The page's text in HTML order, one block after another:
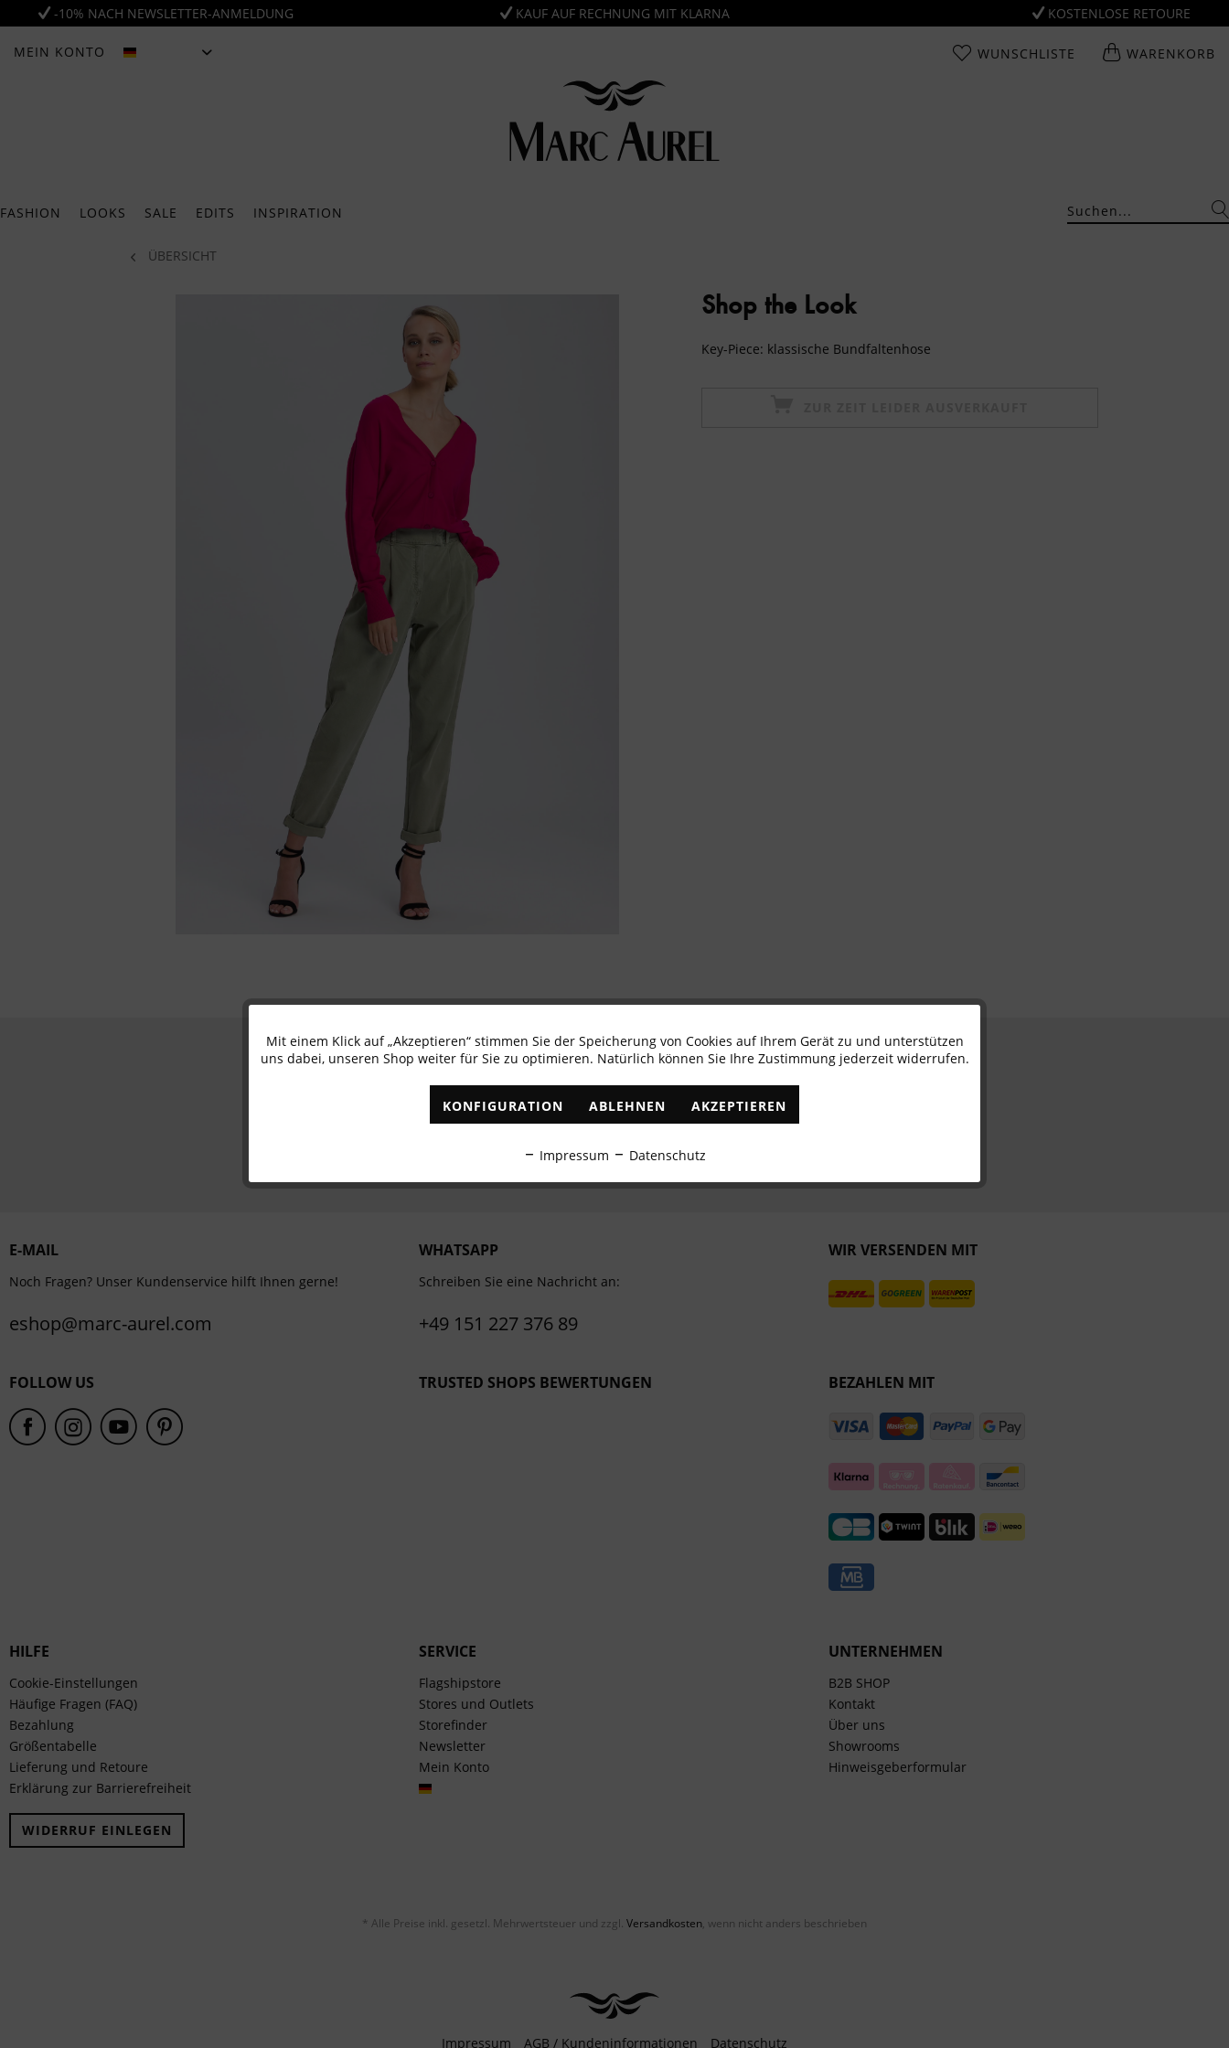
-10% NACH NEWSLETTER-ANMELDUNG KAUF AUF RECHNUNG MIT KLARNA KOSTENLOSE RETOURE
MEIN KONTO WUNSCHLISTE WARENKORB
FASHION LOOKS SALE EDITS INSPIRATION
ÜBERSICHT
Shop the Look
Key-Piece: klassische Bundfaltenhose
Newsletter abonnieren & 10% - Gutschein erhalten
✓ Exklusive Angebote ✓ Die aktuellsten Trends
E-MAIL
Noch Fragen? Unser Kundenservice hilft Ihnen gerne!
eshop@marc-aurel.com
WHATSAPP
Schreiben Sie eine Nachricht an:
+49 151 227 376 89
WIR VERSENDEN MIT
FOLLOW US TRUSTED SHOPS BEWERTUNGEN BEZAHLEN MIT
HILFE
Cookie-Einstellungen
Häufige Fragen (FAQ)
Bezahlung
Größentabelle
Lieferung und Retoure
Erklärung zur Barrierefreiheit
WIDERRUF EINLEGEN
SERVICE
Flagshipstore
Stores und Outlets
Storefinder
Newsletter
Mein Konto
UNTERNEHMEN
B2B SHOP
Kontakt
Über uns
Showrooms
Hinweisgeberformular
* Alle Preise inkl. gesetzl. Mehrwertsteuer und zzgl. Versandkosten, wenn nicht anders beschrieben
Impressum AGB / Kundeninformationen Datenschutz
Funktionale Aktiv
Mit einem Klick auf „Akzeptieren“ stimmen Sie der Speicherung von Cookies auf Ihrem Gerät zu und unterstützen
uns dabei, unseren Shop weiter für Sie zu optimieren. Natürlich können Sie Ihre Zustimmung jederzeit widerrufen.
KONFIGURATION ABLEHNEN AKZEPTIEREN
Impressum Datenschutz